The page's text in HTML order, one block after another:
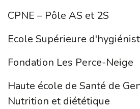
CPNE – Pôle AS et 2S
Ecole Supérieure
Fondation Les Perce-Neige
Haute école de Santé de
Nutrition et diététique